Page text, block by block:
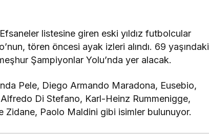
listesine giren eski yıldız futbolcular
tören öncesi ayak izleri alındı. 69 yaşındaki
Şampiyonlar Yolu’nda yer alacak.
Pele, Diego Armando Maradona, Eusebio,
Di Stefano, Karl-Heinz Rummenigge,
Zidane, Paolo Maldini gibi isimler bulunuyor.